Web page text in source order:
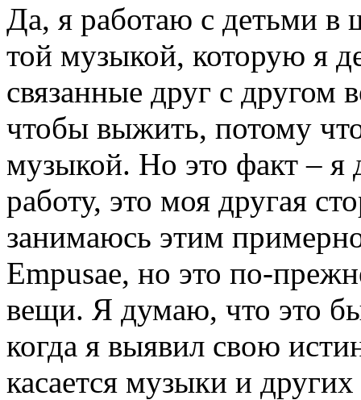
Да, я работаю с детьми в
той музыкой, которую я
связанные друг с
чтобы выжить, потому
музыкой. Но это факт – я
работу, это моя другая
занимаюсь этим
Empusae, но это по-
вещи. Я думаю, что это
когда я выявил свою
касается музыки и